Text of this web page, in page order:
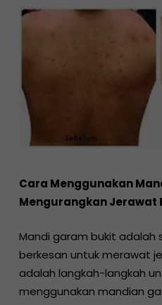
Cara Menggunakan
Mengurangkan Jerawat
Mandi garam bukit adalah
berkesan untuk merawat
adalah langkah-langkah
menggunakan mandian